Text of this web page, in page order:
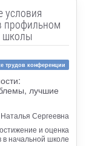
условия
профильном
школы
трудов конференции
лучшие
Сергеевна
и оценка
в начальной школе